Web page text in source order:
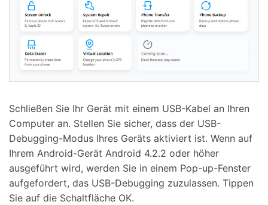
Schließen Sie Ihr Gerät mit einem USB-Kabel an Ihren
Computer an. Stellen Sie sicher, dass der USB-
Debugging-Modus Ihres Geräts aktiviert ist. Wenn auf
Ihrem Android-Gerät Android 4.2.2 oder höher
ausgeführt wird, werden Sie in einem Pop-up-Fenster
aufgefordert, das USB-Debugging zuzulassen. Tippen
Sie auf die Schaltfläche OK.